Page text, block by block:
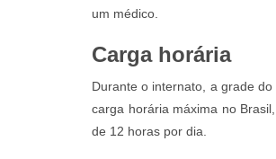
um médico.
Carga horária
Durante o internato, a grade
carga horária máxima no
de 12 horas por dia.